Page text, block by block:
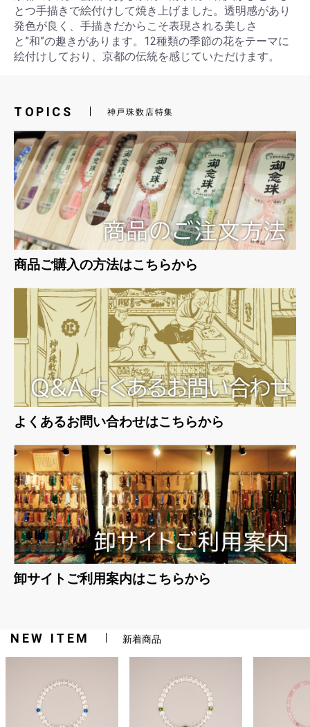
とつ手描きで絵付けして焼き上げました。透明感があり
発色が良く、手描きだからこそ表現される美しさ
と”和”の趣きがあります。12種類の季節の花をテーマに
絵付けしており、京都の伝統を感じていただけます。
TOPICS 神戸珠数店特集
商品ご購入の方法はこちらから
よくあるお問い合わせはこちらから
卸サイトご利用案内はこちらから
NEW ITEM 新着商品